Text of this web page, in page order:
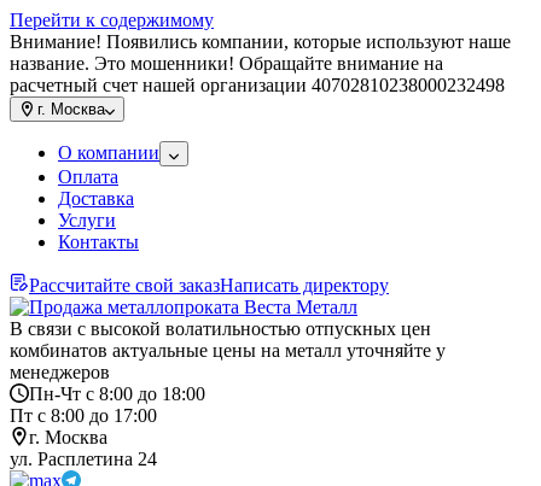
Перейти к содержимому
Внимание! Появились компании, которые используют наше
название. Это мошенники! Обращайте внимание на
расчетный счет нашей организации 40702810238000232498
г. Москва
О компании
Оплата
Доставка
Услуги
Контакты
Рассчитайте свой заказНаписать директору
В связи с высокой волатильностью отпускных цен
комбинатов актуальные цены на металл уточняйте у
менеджеров
Пн-Чт с 8:00 до 18:00
Пт с 8:00 до 17:00
г. Москва
ул. Расплетина 24